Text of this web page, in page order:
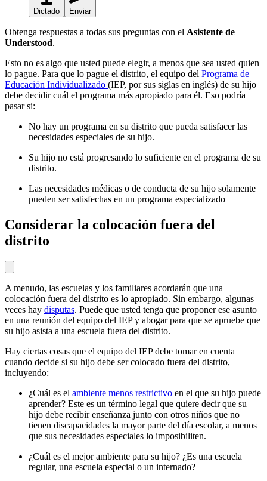
Dictado Enviar
Obtenga respuestas a todas sus preguntas con el Asistente de
Understood.
Esto no es algo que usted puede elegir, a menos que sea usted quien
lo pague. Para que lo pague el distrito, el equipo del Programa de
Educación Individualizado (IEP, por sus siglas en inglés) de su hijo
debe decidir cuál el programa más apropiado para él. Eso podría
pasar si:
No hay un programa en su distrito que pueda satisfacer las
necesidades especiales de su hijo.
Su hijo no está progresando lo suficiente en el programa de su
distrito.
Las necesidades médicas o de conducta de su hijo solamente
pueden ser satisfechas en un programa especializado
Considerar la colocación fuera del
distrito
A menudo, las escuelas y los familiares acordarán que una
colocación fuera del distrito es lo apropiado. Sin embargo, algunas
veces hay disputas. Puede que usted tenga que proponer ese asunto
en una reunión del equipo del IEP y abogar para que se apruebe que
su hijo asista a una escuela fuera del distrito.
Hay ciertas cosas que el equipo del IEP debe tomar en cuenta
cuando decide si su hijo debe ser colocado fuera del distrito,
incluyendo:
¿Cuál es el ambiente menos restrictivo en el que su hijo puede
aprender? Este es un término legal que quiere decir que su
hijo debe recibir enseñanza junto con otros niños que no
tienen discapacidades la mayor parte del día escolar, a menos
que sus necesidades especiales lo imposibiliten.
¿Cuál es el mejor ambiente para su hijo? ¿Es una escuela
regular, una escuela especial o un internado?